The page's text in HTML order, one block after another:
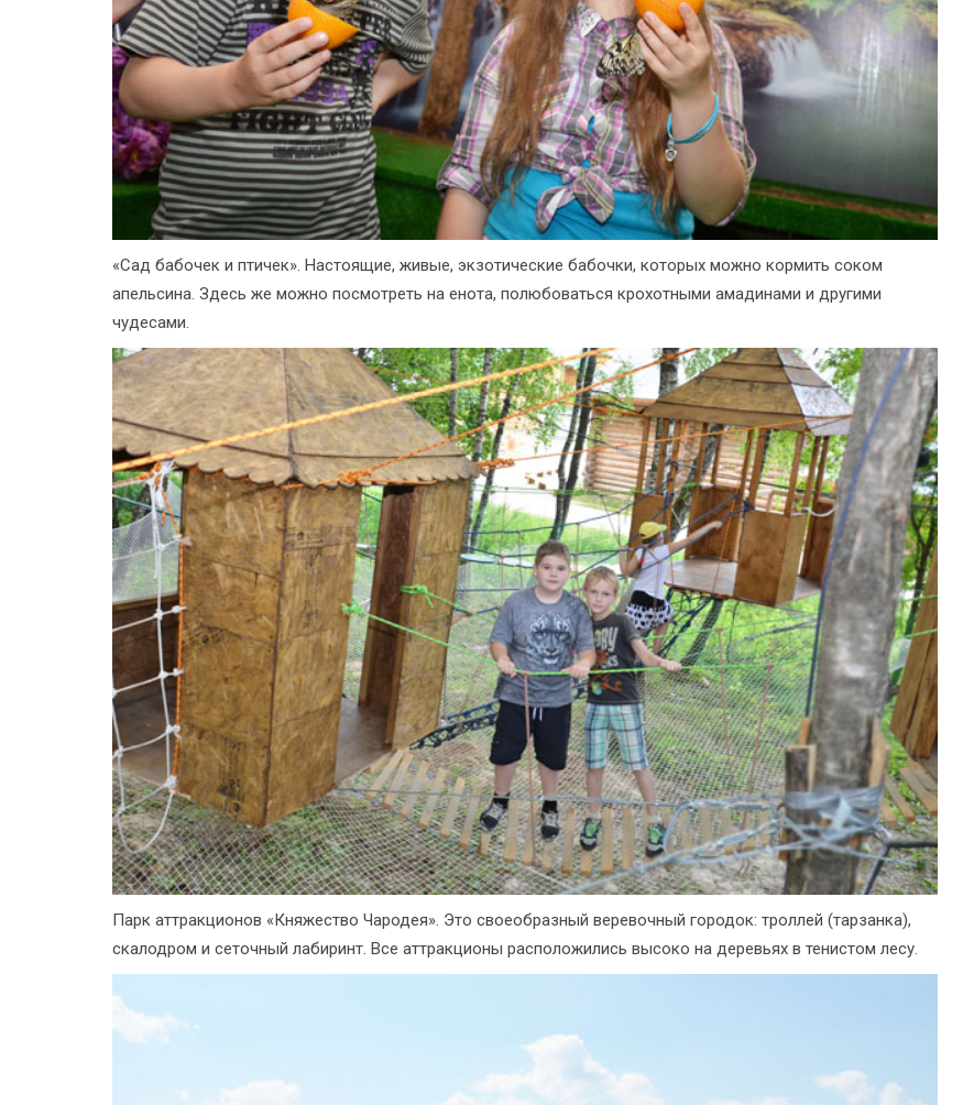
«Сад бабочек и птичек». Настоящие, живые, экзотические бабочки, которых можно кормить соком
апельсина. Здесь же можно посмотреть на енота, полюбоваться крохотными амадинами и другими
чудесами.
Парк аттракционов «Княжество Чародея». Это своеобразный веревочный городок: троллей (тарзанка),
скалодром и сеточный лабиринт. Все аттракционы расположились высоко на деревьях в тенистом лесу.